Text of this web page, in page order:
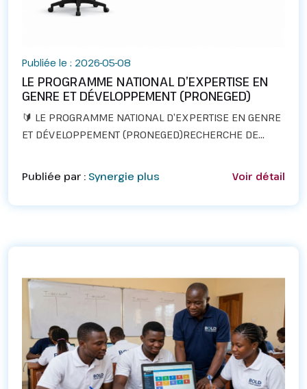
Publiée le : 2026-05-08
LE PROGRAMME NATIONAL D’EXPERTISE EN
GENRE ET DÉVELOPPEMENT (PRONEGED)
🔰 LE PROGRAMME NATIONAL D’EXPERTISE EN GENRE
ET DÉVELOPPEMENT (PRONEGED)RECHERCHE DE
SPÉCIALISÉS EN GENRE ET DÉVELOPPEMENT🔰
PROFILS RECHERCHÉS1️⃣ Formateurs...
Publiée par : Synergie plus Voir détail